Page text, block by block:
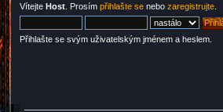
Vítejte Host . Prosím přihlašte se nebo zaregistrujte
Přihlašte se svým uživatelským jménem a heslem.